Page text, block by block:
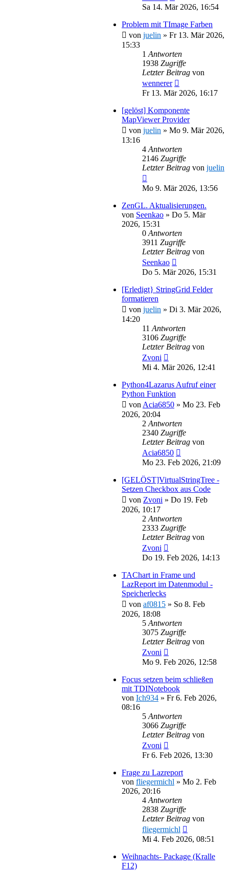
Sa 14. Mär 2026, 16:54
Problem mit TImage Farben
von juelin » Fr 13. Mär 2026,
15:33
1 Antworten
1938 Zugriffe
Letzter Beitrag von
wennerer
Fr 13. Mär 2026, 16:17
[gelöst] Komponente
MapViewer Provider
von juelin » Mo 9. Mär 2026,
13:16
4 Antworten
2146 Zugriffe
Letzter Beitrag von juelin
Mo 9. Mär 2026, 13:56
ZenGL. Aktualisierungen.
von Seenkao » Do 5. Mär
2026, 15:31
0 Antworten
3911 Zugriffe
Letzter Beitrag von
Seenkao
Do 5. Mär 2026, 15:31
[Erledigt} StringGrid Felder
formatieren
von juelin » Di 3. Mär 2026,
14:20
11 Antworten
3106 Zugriffe
Letzter Beitrag von
Zvoni
Mi 4. Mär 2026, 12:41
Python4Lazarus Aufruf einer
Python Funktion
von Acia6850 » Mo 23. Feb
2026, 20:04
2 Antworten
2340 Zugriffe
Letzter Beitrag von
Acia6850
Mo 23. Feb 2026, 21:09
[GELÖST]VirtualStringTree -
Setzen Checkbox aus Code
von Zvoni » Do 19. Feb
2026, 10:17
2 Antworten
2333 Zugriffe
Letzter Beitrag von
Zvoni
Do 19. Feb 2026, 14:13
TAChart in Frame und
LazReport im Datenmodul -
Speicherlecks
von af0815 » So 8. Feb
2026, 18:08
5 Antworten
3075 Zugriffe
Letzter Beitrag von
Zvoni
Mo 9. Feb 2026, 12:58
Focus setzen beim schließen
mit TDINotebook
von Ich934 » Fr 6. Feb 2026,
08:16
5 Antworten
3066 Zugriffe
Letzter Beitrag von
Zvoni
Fr 6. Feb 2026, 13:30
Frage zu Lazreport
von fliegermichl » Mo 2. Feb
2026, 20:16
4 Antworten
2838 Zugriffe
Letzter Beitrag von
fliegermichl
Mi 4. Feb 2026, 08:51
Weihnachts- Package (Kralle
F12)